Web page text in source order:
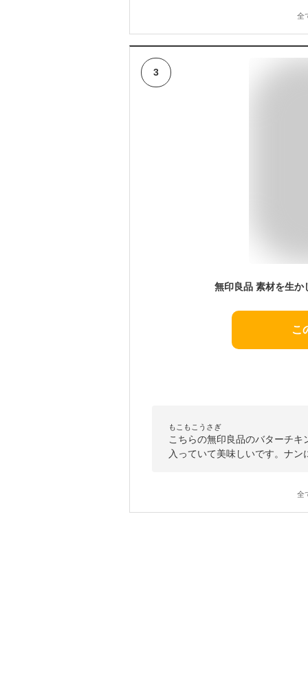
全
3
無印良品 素材を生
こ
もこもこうさぎ
こちらの無印良品のバターチ
入っていて美味しいです。ナ
全